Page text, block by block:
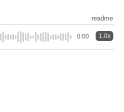
readme
0:00 1.0x